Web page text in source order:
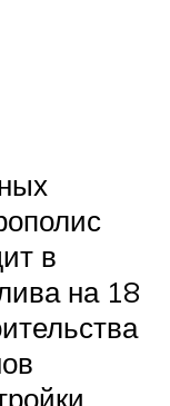
в
на 18